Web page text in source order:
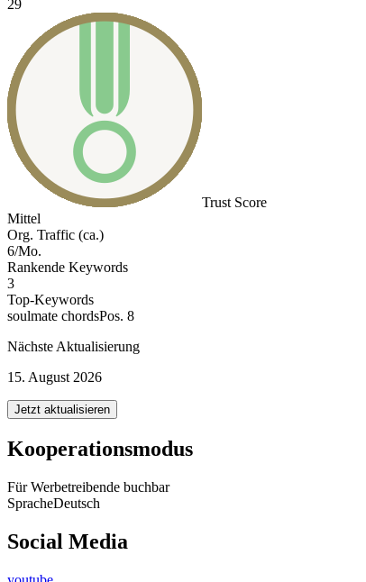
29
Trust Score
Mittel
Org. Traffic (ca.)
6/Mo.
Rankende Keywords
3
Top-Keywords
soulmate chordsPos. 8
Nächste Aktualisierung
15. August 2026
Jetzt aktualisieren
Kooperationsmodus
Für Werbetreibende buchbar
SpracheDeutsch
Social Media